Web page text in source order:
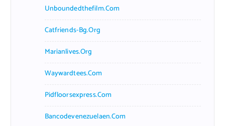
Unboundedthefilm.com
Catfriends-Bg.org
Marianlives.org
Waywardtees.com
Pidfloorsexpress.com
Bancodevenezuelaen.com